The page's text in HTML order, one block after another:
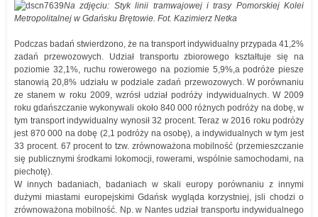
Na zdjęciu: Styk linii tramwajowej i trasy Pomorskiej Kolei
Metropolitalnej w Gdańsku Brętowie. Fot. Kazimierz Netka
Podczas badań stwierdzono, że na transport indywidualny przypada 41,2%
zadań przewozowych. Udział transportu zbiorowego kształtuje się na
poziomie 32,1%, ruchu rowerowego na poziomie 5,9%,a podróże piesze
stanowią 20,8% udziału w podziale zadań przewozowych. W porównaniu
ze stanem w roku 2009, wzrósł udział podróży indywidualnych. W 2009
roku gdańszczanie wykonywali około 840 000 różnych podróży na dobę, w
tym transport indywidualny wynosił 32 procent. Teraz w 2016 roku podróży
jest 870 000 na dobę (2,1 podróży na osobę), a indywidualnych w tym jest
33 procent. 67 procent to tzw. zrównoważona mobilność (przemieszczanie
się publicznymi środkami lokomocji, rowerami, wspólnie samochodami, na
piechotę).
W innych badaniach, badaniach w skali europy porównaniu z innymi
dużymi miastami europejskimi Gdańsk wygląda korzystniej, jsli chodzi o
zrównoważona mobilność. Np. w Nantes udział transportu indywidualnego